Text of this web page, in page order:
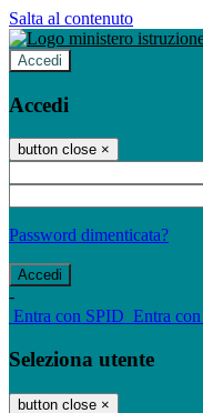
Salta al contenuto
Accedi
Accedi
button close ×
Password dimenticata?
-
Entra con SPID Entra
Seleziona utente
button close ×